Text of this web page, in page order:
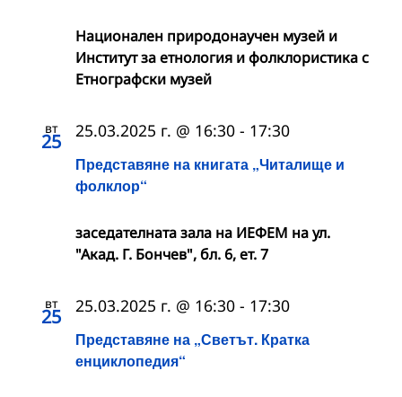
Национален природонаучен музей и
Институт за етнология и фолклористика с
Етнографски музей
вт
25
Представяне на книгата „Читалище и
фолклор“
25.03.2025 г. @ 16:30 - 17:30
заседателната зала на ИЕФЕМ на ул.
"Акад. Г. Бончев", бл. 6, ет. 7
вт
25
Представяне на „Светът. Кратка
енциклопедия“
25.03.2025 г. @ 16:30 - 17:30